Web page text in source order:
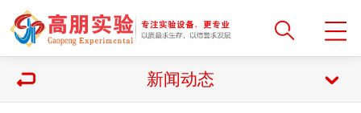
新闻动态